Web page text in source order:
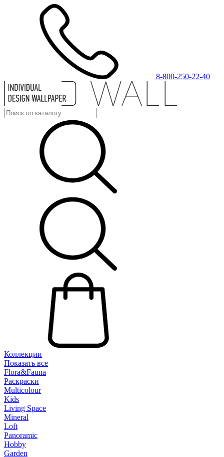
8-800-250-22-40
Коллекции
Показать все
Flora&Fauna
Раскраски
Multicolour
Kids
Living Space
Mineral
Loft
Panoramic
Hobby
Garden